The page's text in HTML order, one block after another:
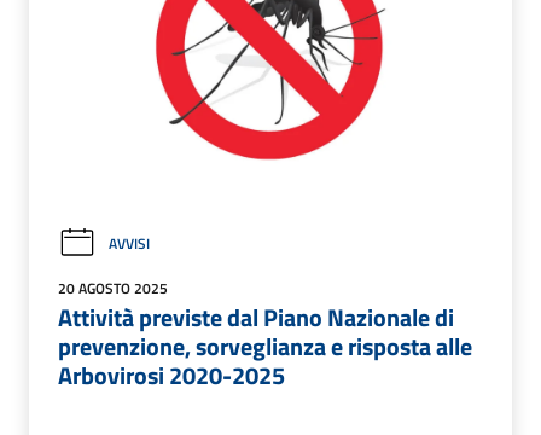
AVVISI
20 AGOSTO 2025
Attività previste dal Piano Nazionale di
prevenzione, sorveglianza e risposta alle
Arbovirosi 2020-2025